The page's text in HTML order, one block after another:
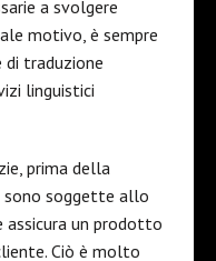
a svolgere
motivo, è sempre
traduzione
linguistici
prima della
sono soggette allo
assicura un prodotto
Ciò è molto